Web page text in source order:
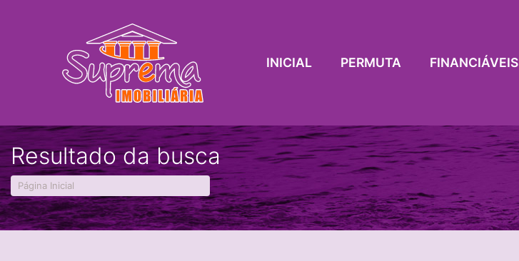
INICIAL PERMUTA FINANCIÁVEIS
Resultado da busca
Página Inicial